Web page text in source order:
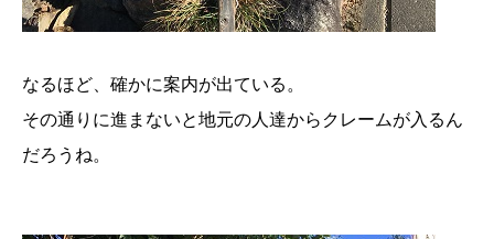
なるほど、確かに案内が出ている。
その通りに進まないと地元の人達からクレームが入るん
だろうね。